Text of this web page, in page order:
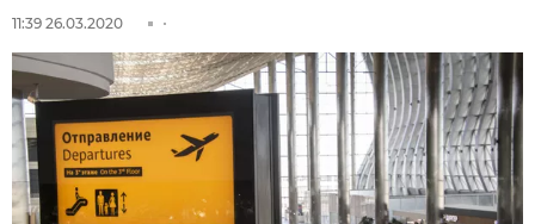
11:39 26.03.2020